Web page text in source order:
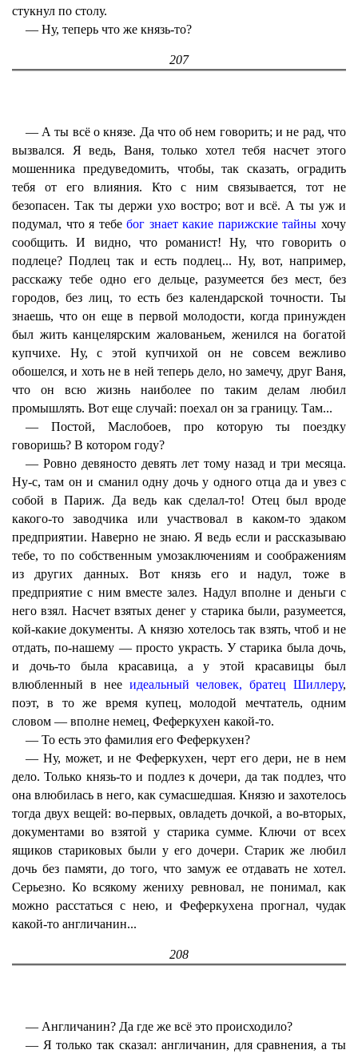
стукнул по столу.
— Ну, теперь что же князь-то?
207
— А ты всё о князе. Да что об нем говорить; и не рад, что
вызвался. Я ведь, Ваня, только хотел тебя насчет этого
мошенника предуведомить, чтобы, так сказать, оградить
тебя от его влияния. Кто с ним связывается, тот не
безопасен. Так ты держи ухо востро; вот и всё. А ты уж и
подумал, что я тебебог знает какие парижские тайны хочу
сообщить. И видно, что романист! Ну, что говорить о
подлеце? Подлец так и есть подлец... Ну, вот, например,
расскажу тебе одно его дельце, разумеется без мест, без
городов, без лиц, то есть без календарской точности. Ты
знаешь, что он еще в первой молодости, когда принужден
был жить канцелярским жалованьем, женился на богатой
купчихе. Ну, с этой купчихой он не совсем вежливо
обошелся, и хоть не в ней теперь дело, но замечу, друг Ваня,
что он всю жизнь наиболее по таким делам любил
промышлять. Вот еще случай: поехал он за границу. Там...
— Постой, Маслобоев, про которую ты поездку
говоришь? В котором году?
— Ровно девяносто девять лет тому назад и три месяца.
Ну-с, там он и сманил одну дочь у одного отца да и увез с
собой в Париж. Да ведь как сделал-то! Отец был вроде
какого-то заводчика или участвовал в каком-то эдаком
предприятии. Наверно не знаю. Я ведь если и рассказываю
тебе, то по собственным умозаключениям и соображениям
из других данных. Вот князь его и надул, тоже в
предприятие с ним вместе залез. Надул вполне и деньги с
него взял. Насчет взятых денег у старика были, разумеется,
кой-какие документы. А князю хотелось так взять, чтоб и не
отдать, по-нашему — просто украсть. У старика была дочь,
и дочь-то была красавица, а у этой красавицы был
влюбленный в нее идеальный человек, братец Шиллеру,
поэт, в то же время купец, молодой мечтатель, одним
словом — вполне немец, Феферкухен какой-то.
— То есть это фамилия его Феферкухен?
— Ну, может, и не Феферкухен, черт его дери, не в нем
дело. Только князь-то и подлез к дочери, да так подлез, что
она влюбилась в него, как сумасшедшая. Князю и захотелось
тогда двух вещей: во-первых, овладеть дочкой, а во-вторых,
документами во взятой у старика сумме. Ключи от всех
ящиков стариковых были у его дочери. Старик же любил
дочь без памяти, до того, что замуж ее отдавать не хотел.
Серьезно. Ко всякому жениху ревновал, не понимал, как
можно расстаться с нею, и Феферкухена прогнал, чудак
какой-то англичанин...
208
— Англичанин? Да где же всё это происходило?
— Я только так сказал: англичанин, для сравнения, а ты